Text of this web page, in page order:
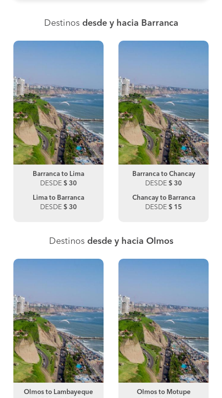
Destinos desde y hacia Barranca
Barranca to Lima
DESDE $ 30
Lima to Barranca
DESDE $ 30
Barranca to Chancay
DESDE $ 30
Chancay to Barranca
DESDE $ 15
Destinos desde y hacia Olmos
Olmos to Lambayeque
Olmos to Motupe